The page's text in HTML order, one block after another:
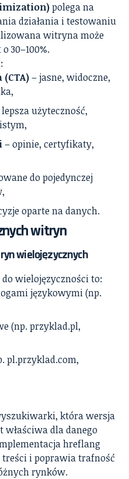
polega na
działania i testowaniu
witryna może
30–100%.
– jasne, widoczne,
użyteczność,
– opinie, certyfikaty,
do pojedynczej
oparte na danych.
witryn
wielojęzycznych
wielojęzyczności to:
językowymi (np.
(np. przyklad.pl,
pl.przyklad.com,
która wersja
dla danego
hreflang
i poprawia trafność
rynków.